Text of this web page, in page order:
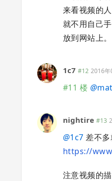
来看视频的
就不用自己
放到网站上。
1c7 #12 2016年
#11 楼 @
nightire #13
@1c7 差不
https://
注意视频的